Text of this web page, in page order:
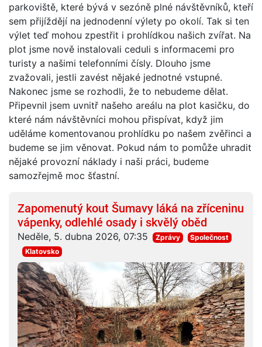
parkoviště, které bývá v sezóně plné návštěvníků, kteří
sem přijíždějí na jednodenní výlety po okolí. Tak si ten
výlet teď mohou zpestřit i prohlídkou našich zvířat. Na
plot jsme nově instalovali ceduli s informacemi pro
turisty a našimi telefonními čísly. Dlouho jsme
zvažovali, jestli zavést nějaké jednotné vstupné.
Nakonec jsme se rozhodli, že to nebudeme dělat.
Připevnil jsem uvnitř našeho areálu na plot kasičku, do
které nám návštěvníci mohou přispívat, když jim
uděláme komentovanou prohlídku po našem zvěřinci a
budeme se jim věnovat. Pokud nám to pomůže uhradit
nějaké provozní náklady i naši práci, budeme
samozřejmě moc šťastní.
Zapomenutý kout Šumavy láká na zříceninu
vápenky, odlehlé osady i skvělý oběd
Neděle, 5. dubna 2026, 07:35 Zprávy
Společnost
Klatovsko